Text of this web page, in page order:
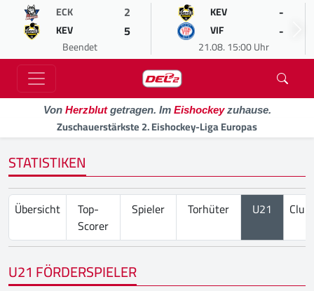
ECK 2
KEV 5
Beendet
KEV -
VIF -
21.08. 15:00 Uhr
Von Herzblutgetragen. Im Eishockeyzuhause.
Zuschauerstärkste 2. Eishockey-Liga Europas
STATISTIKEN
Übersicht
Top-
Scorer
Spieler Torhüter U21
U21 FÖRDERSPIELER